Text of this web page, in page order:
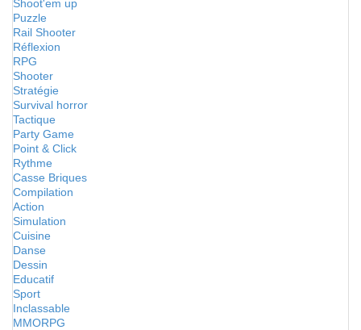
Shoot'em up
Puzzle
Rail Shooter
Réflexion
RPG
Shooter
Stratégie
Survival horror
Tactique
Party Game
Point & Click
Rythme
Casse Briques
Compilation
Action
Simulation
Cuisine
Danse
Dessin
Educatif
Sport
Inclassable
MMORPG